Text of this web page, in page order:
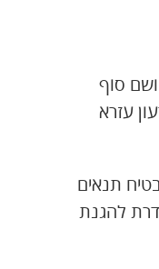
ושם סוף
עזרא
תנאים
להגנת